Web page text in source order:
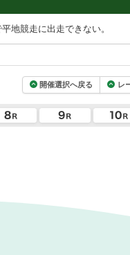
地競走に出走できない。
開催選択へ戻る レ